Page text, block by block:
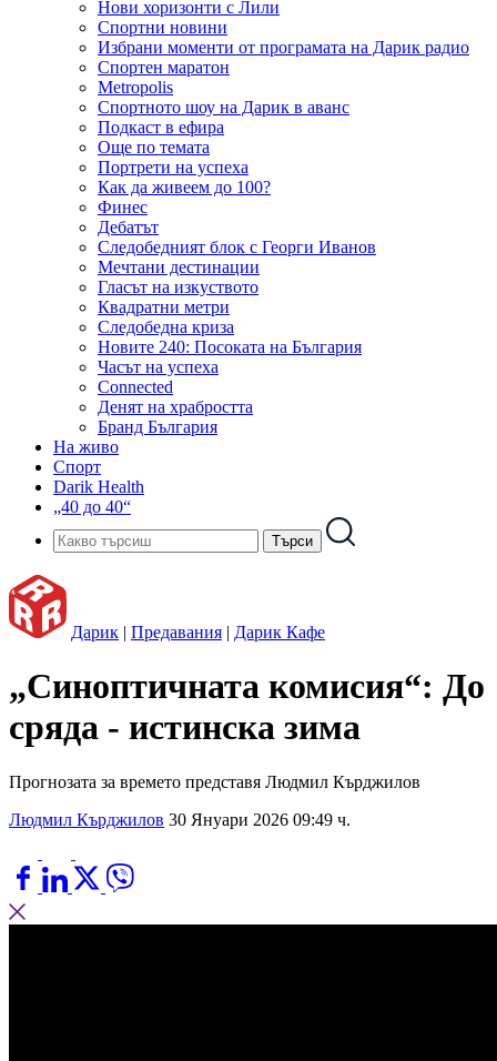
Нови хоризонти с Лили
Спортни новини
Избрани моменти от програмата на Дарик радио
Спортен маратон
Metropolis
Спортното шоу на Дарик в аванс
Подкаст в ефира
Още по темата
Портрети на успеха
Как да живеем до 100?
Финес
Дебатът
Следобедният блок с Георги Иванов
Мечтани дестинации
Гласът на изкуството
Квадратни метри
Следобедна криза
Новите 240: Посоката на България
Часът на успеха
Connected
Денят на храбростта
Бранд България
На живо
Спорт
Darik Health
„40 до 40“
Дарик | Предавания | Дарик Кафе
„Синоптичната комисия“: До
сряда - истинска зима
Прогнозата за времето представя Людмил Кърджилов
Людмил Кърджилов 30 Януари 2026 09:49 ч.